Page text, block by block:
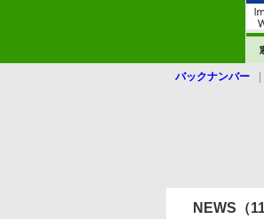
バックナンバー
NEWS （